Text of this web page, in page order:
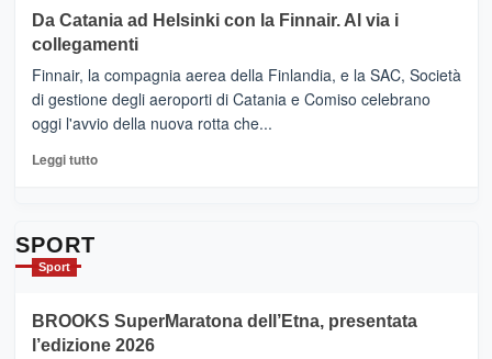
tappe
dell’enoturismo
RANDAZZO
–
Ci
siamo
quasi….
pronti
per
Da Catania ad Helsinki con la Finnair. Al via i
collegamenti
Finnair, la compagnia aerea della Finlandia, e la SAC, Società
di gestione degli aeroporti di Catania e Comiso celebrano
oggi l'avvio della nuova rotta che...
Leggi tuttoLeggi
con
la
SPORT
Sport
BROOKS SuperMaratona dell’Etna, presentata
l’edizione 2026